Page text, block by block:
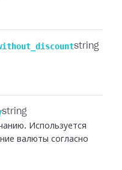
string
string
Используется
валюты согласно